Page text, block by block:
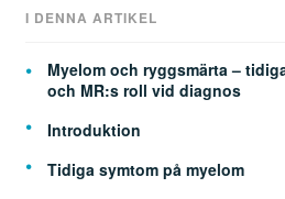
I DENNA ARTIKEL
Myelom och ryggsmärta –
och MR:s roll vid diagnos
Introduktion
Tidiga symtom på myelom